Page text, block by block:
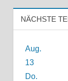
NÄCHSTE
Aug.
13
Do.